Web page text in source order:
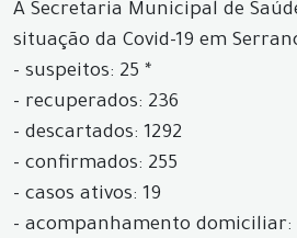
A Secretaria Municipal de
situação da Covid-19 em
- suspeitos: 25 *
- recuperados: 236
- descartados: 1292
- confirmados: 255
- casos ativos: 19
- acompanhamento domiciliar: